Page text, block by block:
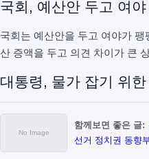
국회, 예산안 두고 여야
국회는 예산안을 두고 여야가
산 증액을 두고 의견 차이가 큰
대통령, 물가 잡기 위
함께보면 좋은 글:
선거 정치권 동향